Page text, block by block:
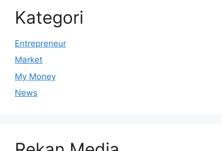
Kategori
Entrepreneur
Market
My Money
News